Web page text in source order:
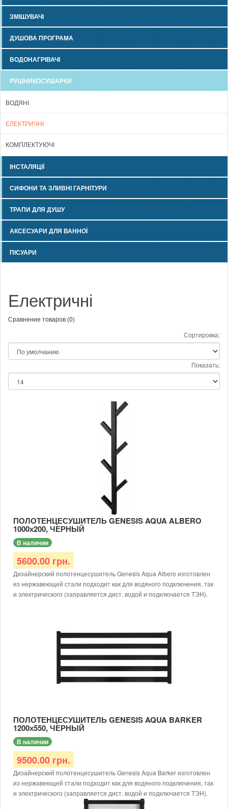
ЗМІШУВАЧІ
ДУШОВА ПРОГРАМА
ВОДОНАГРІВАЧІ
РУШНИКОСУШАРКИ
ВОДЯНІ
ЕЛЕКТРИЧНІ
КОМПЛЕКТУЮЧІ
ІНСТАЛЯЦІЇ
СИФОНИ ТА ЗЛИВНІ ГАРНІТУРИ
ТРАПИ ДЛЯ ДУШУ
АКСЕСУАРИ ДЛЯ ВАННОЇ
ПІСУАРИ
Електричні
Сравнение товаров (0)
Сортировка:
Показать:
ПОЛОТЕНЦЕСУШИТЕЛЬ GENESIS AQUA ALBERO
1000х200, ЧЕРНЫЙ
В наличии
5600.00 грн.
Дизайнерский полотенцесушитель Genesis Aqua Albero изготовлен
из нержавеющей стали подходит как для водяного подключения, так
и электрического (заправляется дист. водой и подключается ТЭН).
Доступные цвета: черный, белый, серый
Тип покраски: порошковая
Диаметр подключения: G1/2
Материал: нержавеющая сталь AISI 304
Рабочая температура: до 65 °С
Толщина металла: от 1,5 мм
заправить теплоносителем и доукомплектовать ТЭНом.
ПОЛОТЕНЦЕСУШИТЕЛЬ GENESIS AQUA BARKER
1200х550, ЧЕРНЫЙ
В наличии
9500.00 грн.
Дизайнерский полотенцесушитель Genesis Aqua Barker изготовлен
из нержавеющей стали подходит как для водяного подключения, так
и электрического (заправляется дист. водой и подключается ТЭН).